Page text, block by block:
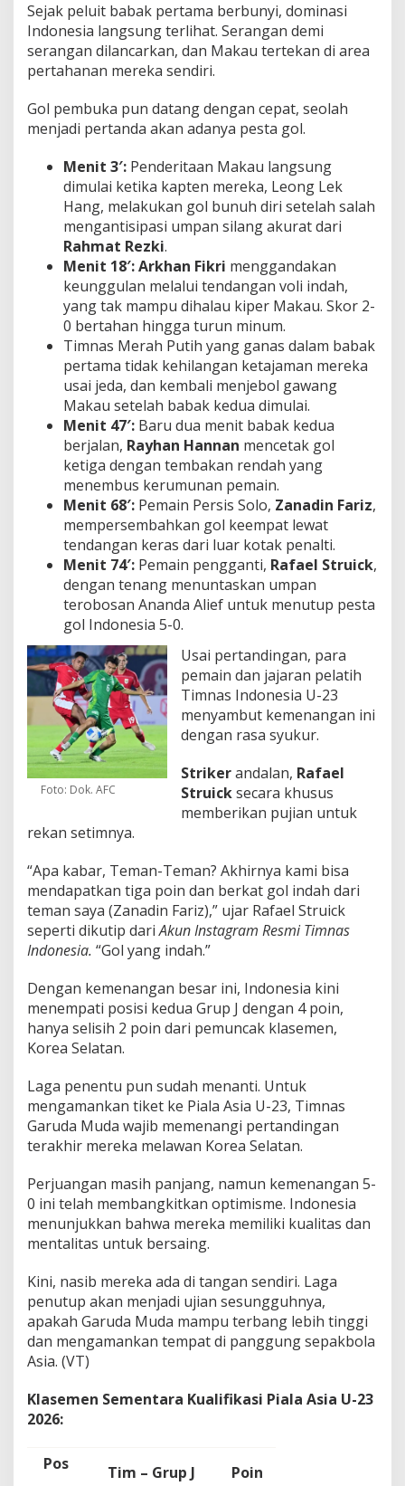
Sejak peluit babak pertama berbunyi, dominasi
Indonesia langsung terlihat. Serangan demi
serangan dilancarkan, dan Makau tertekan di area
pertahanan mereka sendiri.
Gol pembuka pun datang dengan cepat, seolah
menjadi pertanda akan adanya pesta gol.
Menit 3′: Penderitaan Makau langsung
dimulai ketika kapten mereka, Leong Lek
Hang, melakukan gol bunuh diri setelah salah
mengantisipasi umpan silang akurat dari
Rahmat Rezki.
Menit 18′:Arkhan Fikri menggandakan
keunggulan melalui tendangan voli indah,
yang tak mampu dihalau kiper Makau. Skor 2-
0 bertahan hingga turun minum.
Timnas Merah Putih yang ganas dalam babak
pertama tidak kehilangan ketajaman mereka
usai jeda, dan kembali menjebol gawang
Makau setelah babak kedua dimulai.
Menit 47′: Baru dua menit babak kedua
berjalan, Rayhan Hannan mencetak gol
ketiga dengan tembakan rendah yang
menembus kerumunan pemain.
Menit 68′: Pemain Persis Solo, Zanadin Fariz,
mempersembahkan gol keempat lewat
tendangan keras dari luar kotak penalti.
Menit 74′: Pemain pengganti, Rafael Struick,
dengan tenang menuntaskan umpan
terobosan Ananda Alief untuk menutup pesta
gol Indonesia 5-0.
Foto: Dok. AFC
Usai pertandingan, para
pemain dan jajaran pelatih
Timnas Indonesia U-23
menyambut kemenangan ini
dengan rasa syukur.
Strikerandalan, Rafael
Struicksecara khusus
memberikan pujian untuk
rekan setimnya.
“Apa kabar, Teman-Teman? Akhirnya kami bisa
mendapatkan tiga poin dan berkat gol indah dari
teman saya (Zanadin Fariz),” ujar Rafael Struick
seperti dikutip dariAkun Instagram Resmi Timnas
Indonesia. “Gol yang indah.”
Dengan kemenangan besar ini, Indonesia kini
menempati posisi kedua Grup J dengan 4 poin,
hanya selisih 2 poin dari pemuncak klasemen,
Korea Selatan.
Laga penentu pun sudah menanti. Untuk
mengamankan tiket ke Piala Asia U-23, Timnas
Garuda Muda wajib memenangi pertandingan
terakhir mereka melawan Korea Selatan.
Perjuangan masih panjang, namun kemenangan 5-
0 ini telah membangkitkan optimisme. Indonesia
menunjukkan bahwa mereka memiliki kualitas dan
mentalitas untuk bersaing.
Kini, nasib mereka ada di tangan sendiri. Laga
penutup akan menjadi ujian sesungguhnya,
apakah Garuda Muda mampu terbang lebih tinggi
dan mengamankan tempat di panggung sepakbola
Asia. (VT)
Klasemen Sementara Kualifikasi Piala Asia U-23
2026:
Pos Tim – Grup J Poin